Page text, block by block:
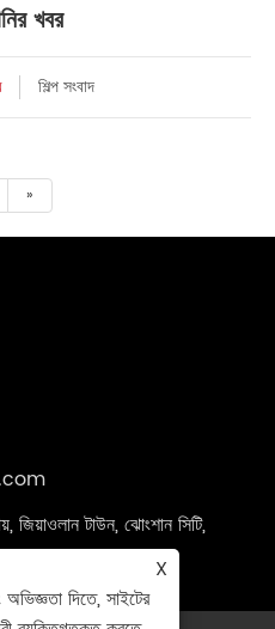
খবর
শিল্প সংবাদ
»
জিয়াওলান টাউন, ঝোংশান সিটি,
X
দিতে, সাইটের